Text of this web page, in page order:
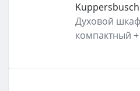
Kuppersbusch
Духовой
компактный